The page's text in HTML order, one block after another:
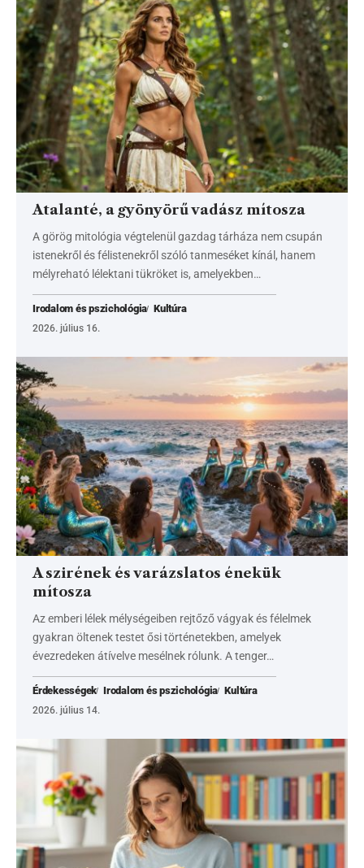
Atalanté, a gyönyörű vadász mítosza
A görög mitológia végtelenül gazdag tárháza nem csupán
istenekről és félistenekről szóló tanmeséket kínál, hanem
mélyreható lélektani tükröket is, amelyekben…
Irodalom és pszichológia Kultúra
2026. július 16.
A szirének és varázslatos énekük
mítosza
Az emberi lélek mélységeiben rejtőző vágyak és félelmek
gyakran öltenek testet ősi történetekben, amelyek
évezredeken átívelve mesélnek rólunk. A tenger…
Érdekességek Irodalom és pszichológia Kultúra
2026. július 14.